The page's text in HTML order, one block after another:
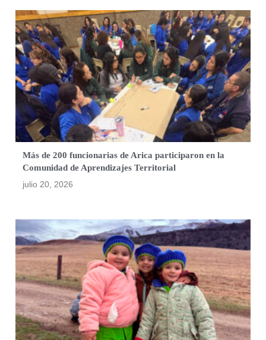
Más de 200 funcionarias de Arica participaron en la
Comunidad de Aprendizajes Territorial
julio 20, 2026